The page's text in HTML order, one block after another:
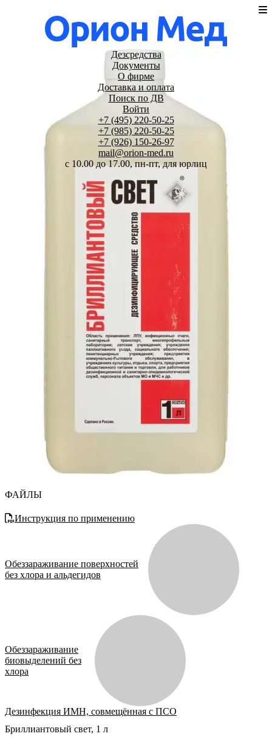
Дезсредства
Документы
О фирме
Доставка и оплата
Поиск по ДВ
Войти
+7 (495) 220-50-25
+7 (985) 220-50-25
+7 (926) 150-26-97
mail@orion-med.ru
c 10.00 до 17.00, пн-пт, для юрлиц
ФАЙЛЫ
Инструкция по применению
Обеззараживание поверхностей
без хлора и альдегидов
Обеззараживание
биовыделений без
хлора
Дезинфекция ИМН, совмещённая с ПСО
Бриллиантовый свет, 1 л